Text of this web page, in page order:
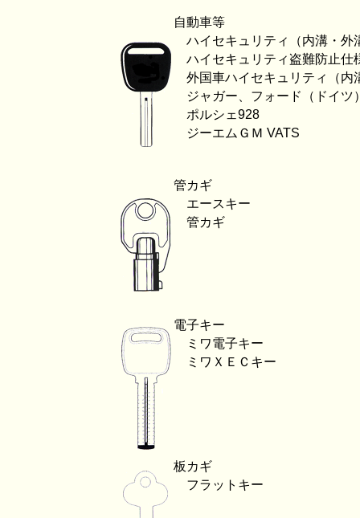
自動車等
ハイセキュリティ（内溝・外
ハイセキュリティ盗難防止仕
外国車ハイセキュリティ（内
ジャガー、フォード（ドイツ
ポルシェ928
ジーエムＧＭ VATS
管カギ
エースキー
管カギ
電子キー
ミワ電子キー
ミワＸＥＣキー
板カギ
フラットキー